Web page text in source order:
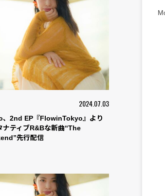
2024.07.03
、2nd EP『FlowinTokyo』より
ナティブR&Bな新曲“The
先行配信